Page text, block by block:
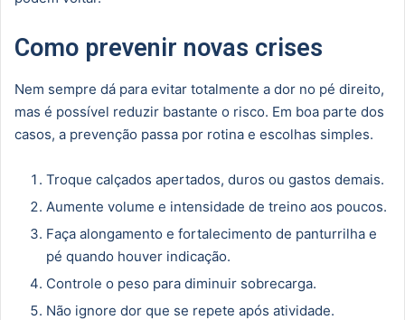
Como prevenir novas crises
Nem sempre dá para evitar totalmente a dor no pé direito,
mas é possível reduzir bastante o risco. Em boa parte dos
casos, a prevenção passa por rotina e escolhas simples.
Troque calçados apertados, duros ou gastos demais.
Aumente volume e intensidade de treino aos poucos.
Faça alongamento e fortalecimento de panturrilha e
pé quando houver indicação.
Controle o peso para diminuir sobrecarga.
Não ignore dor que se repete após atividade.